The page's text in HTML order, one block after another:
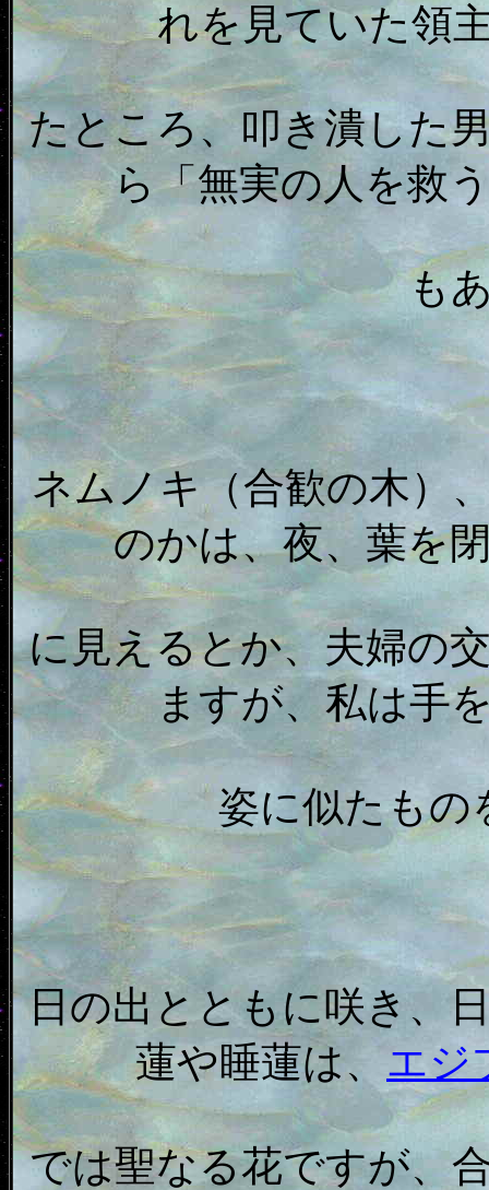
れを見ていた領
たところ、叩き潰した
ら「無実の人を救
も
ネムノキ（合歓の木）
のかは、夜、葉を
に見えるとか、夫婦の
ますが、私は手
姿に似たもの
日の出とともに咲き、
蓮や睡蓮は、エジ
では聖なる花ですが、